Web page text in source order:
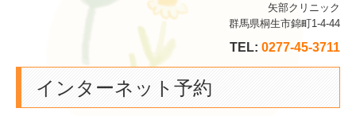
インターネット予約
矢部クリニック
群馬県桐生市錦町1-4-44
TEL: 0277-45-3711
インターネット予約